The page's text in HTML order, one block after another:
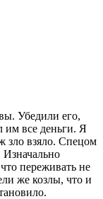
Убедили его,
им все деньги. Я
зло взяло. Спецом
Изначально
переживать не
же козлы, что и